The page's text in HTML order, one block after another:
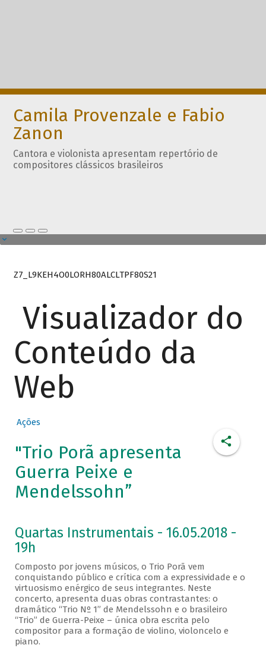
Camila Provenzale e Fabio
Zanon
Cantora e violonista apresentam repertório de
compositores clássicos brasileiros
Z7_L9KEH4O0LORH80ALCLTPF80S21
Visualizador do
Conteúdo da
Web
Ações
"Trio Porã apresenta
Guerra Peixe e
Mendelssohn”
Quartas Instrumentais - 16.05.2018 -
19h
Composto por jovens músicos, o Trio Porã vem
conquistando público e crítica com a expressividade e o
virtuosismo enérgico de seus integrantes. Neste
concerto, apresenta duas obras contrastantes: o
dramático “Trio Nº 1” de Mendelssohn e o brasileiro
“Trio” de Guerra-Peixe – única obra escrita pelo
compositor para a formação de violino, violoncelo e
piano.